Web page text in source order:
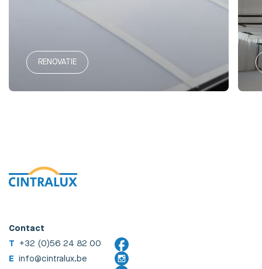
RENOVATIE
Contact
T +32 (0)56 24 82 00
E info@cintralux.be